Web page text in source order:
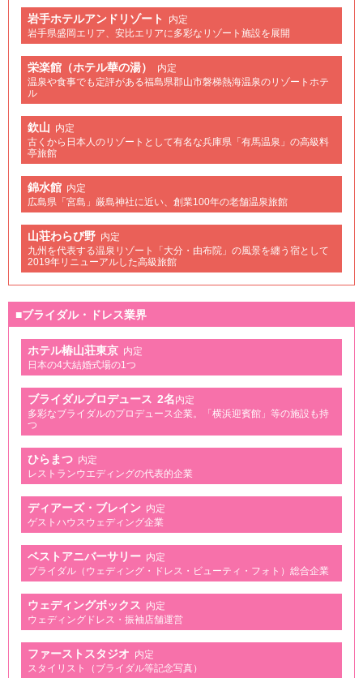
岩手ホテルアンドリゾート
内定
岩手県盛岡エリア、安比エリアに多彩なリゾート施設を展開
栄楽館（ホテル華の湯）
内定
温泉や食事でも定評がある福島県郡山市磐梯熱海温泉のリゾートホテ
ル
欽山 内定
古くから日本人のリゾートとして有名な兵庫県「有馬温泉」の高級料
亭旅館
錦水館 内定
広島県「宮島」厳島神社に近い、創業100年の老舗温泉旅館
山荘わらび野 内定
九州を代表する温泉リゾート「大分・由布院」の風景を纏う宿として
2019年リニューアルした高級旅館
■ブライダル・ドレス業界
ホテル椿山荘東京 内定
日本の4大結婚式場の1つ
ブライダルプロデュース 2名内定
多彩なブライダルのプロデュース企業。「横浜迎賓館」等の施設も持
つ
ひらまつ 内定
レストランウエディングの代表的企業
ディアーズ・ブレイン 内定
ゲストハウスウェディング企業
ベストアニバーサリー 内定
ブライダル（ウェディング・ドレス・ビューティ・フォト）総合企業
ウェディングボックス 内定
ウェディングドレス・振袖店舗運営
ファーストスタジオ 内定
スタイリスト（ブライダル等記念写真）